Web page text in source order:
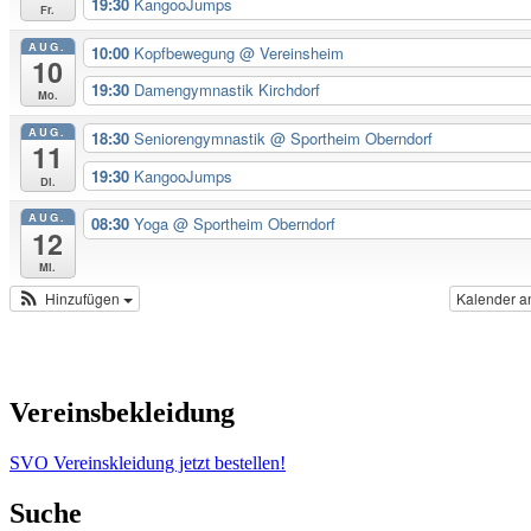
Fr.
AUG.
10
Mo.
10:00 Kopfbewegung @ Vereinsheim
19:30 Damengymnastik Kirchdorf
AUG.
11
Di.
18:30 Seniorengymnastik @ Sportheim Oberndorf
19:30 KangooJumps
AUG.
12
Mi.
08:30 Yoga @ Sportheim Oberndorf
Kalender
Hinzufügen
Vereinsbekleidung
SVO Vereinskleidung jetzt bestellen!
Suche